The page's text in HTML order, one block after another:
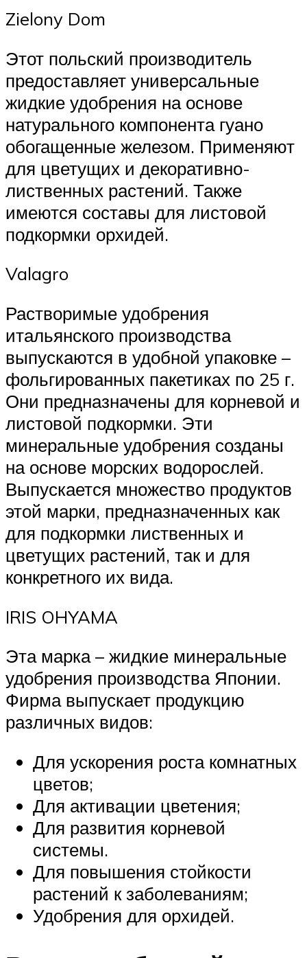
Zielony Dom
Этот польский производитель
предоставляет универсальные
жидкие удобрения на основе
натурального компонента гуано
обогащенные железом. Применяют
для цветущих и декоративно-
лиственных растений. Также
имеются составы для листовой
подкормки орхидей.
Valagro
Растворимые удобрения
итальянского производства
выпускаются в удобной упаковке –
фольгированных пакетиках по 25 г.
Они предназначены для корневой и
листовой подкормки. Эти
минеральные удобрения созданы
на основе морских водорослей.
Выпускается множество продуктов
этой марки, предназначенных как
для подкормки лиственных и
цветущих растений, так и для
конкретного их вида.
IRIS OHYAMA
Эта марка – жидкие минеральные
удобрения производства Японии.
Фирма выпускает продукцию
различных видов:
Для ускорения роста комнатных
цветов;
Для активации цветения;
Для развития корневой
системы.
Для повышения стойкости
растений к заболеваниям;
Удобрения для орхидей.